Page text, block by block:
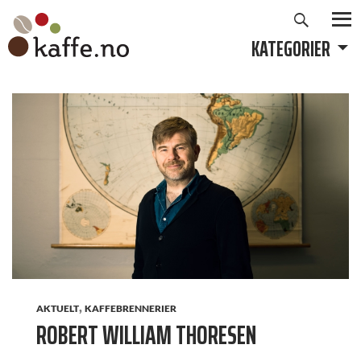
Hopp
innhold
KATEGORIER
AKTUELT, KAFFEBRENNERIER
ROBERT WILLIAM THORESEN